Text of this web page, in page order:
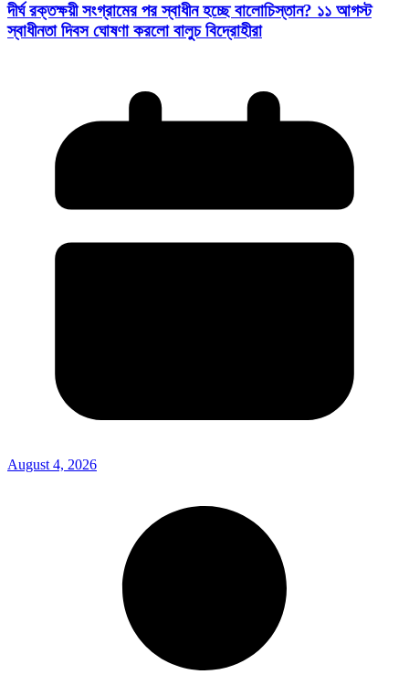
দীর্ঘ রক্তক্ষয়ী সংগ্রামের পর স্বাধীন হচ্ছে বালোচিস্তান? ১১ আগস্ট
স্বাধীনতা দিবস ঘোষণা করলো বালুচ বিদ্রোহীরা
August 4, 2026